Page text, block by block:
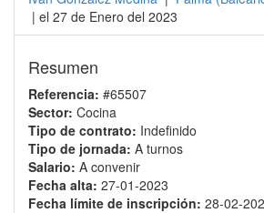
| el 27 de Enero del 2023
Resumen
Referencia: #65507
Sector: Cocina
Tipo de contrato: Indefinido
Tipo de jornada: A turnos
Salario: A convenir
Fecha alta: 27-01-2023
Fecha límite de inscripción: 28-02-